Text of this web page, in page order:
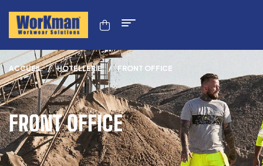
FRONT OFFICE
ACCUEIL / HÔTELLERIE / FRONT OFFICE